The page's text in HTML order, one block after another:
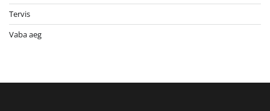
Tervis
Vaba aeg